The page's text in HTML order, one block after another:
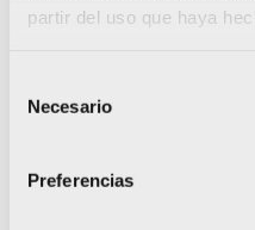
partir del uso que haya
Necesario
Preferencias
Esta velada estival
británico-español
sonido transita entre
anglosajones.
inconfundible y una